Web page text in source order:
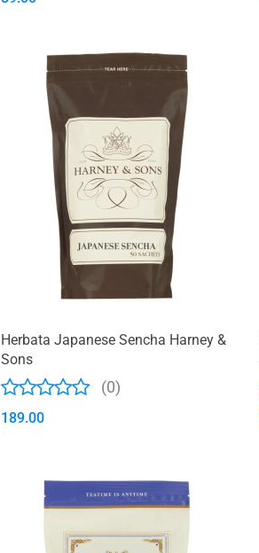
Herbata Japanese Sencha Harney &
Sons
(0)
189.00